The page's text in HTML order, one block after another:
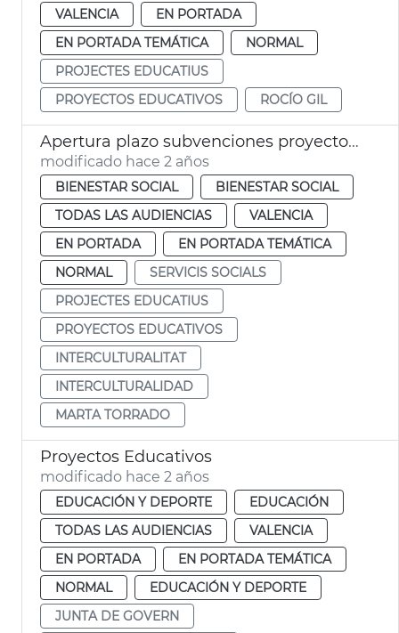
VALENCIA
EN PORTADA
EN PORTADA TEMÁTICA
NORMAL
PROJECTES EDUCATIUS
PROYECTOS EDUCATIVOS
ROCÍO GIL
Apertura plazo subvenciones proyectos educativos cooperación
modificado hace 2 años
BIENESTAR SOCIAL
BIENESTAR SOCIAL
TODAS LAS AUDIENCIAS
VALENCIA
EN PORTADA
EN PORTADA TEMÁTICA
NORMAL
SERVICIS SOCIALS
PROJECTES EDUCATIUS
PROYECTOS EDUCATIVOS
INTERCULTURALITAT
INTERCULTURALIDAD
MARTA TORRADO
Proyectos Educativos
modificado hace 2 años
EDUCACIÓN Y DEPORTE
EDUCACIÓN
TODAS LAS AUDIENCIAS
VALENCIA
EN PORTADA
EN PORTADA TEMÁTICA
NORMAL
EDUCACIÓN Y DEPORTE
JUNTA DE GOVERN